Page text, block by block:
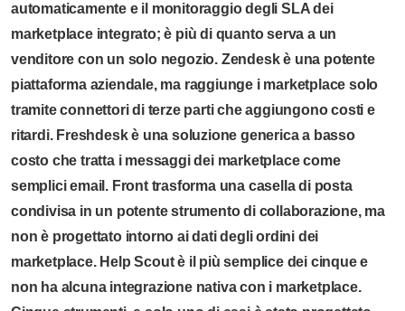
automaticamente e il monitoraggio degli SLA dei
marketplace integrato; è più di quanto serva a un
venditore con un solo negozio. Zendesk è una potente
piattaforma aziendale, ma raggiunge i marketplace solo
tramite connettori di terze parti che aggiungono costi e
ritardi. Freshdesk è una soluzione generica a basso
costo che tratta i messaggi dei marketplace come
semplici email. Front trasforma una casella di posta
condivisa in un potente strumento di collaborazione, ma
non è progettato intorno ai dati degli ordini dei
marketplace. Help Scout è il più semplice dei cinque e
non ha alcuna integrazione nativa con i marketplace.